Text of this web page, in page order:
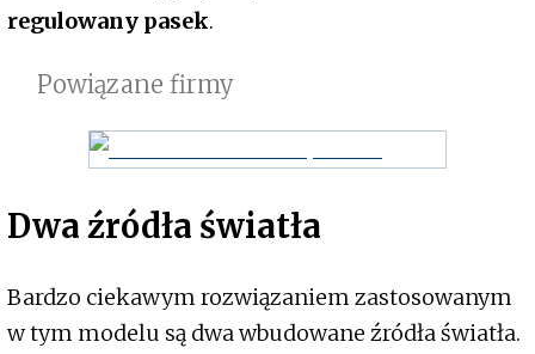
regulowany pasek.
Powiązane firmy
Dwa źródła światła
Bardzo ciekawym rozwiązaniem zastosowanym
w tym modelu są dwa wbudowane źródła światła.